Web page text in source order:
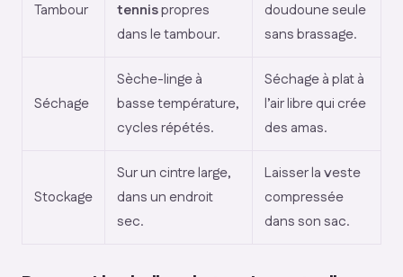
Tambour
tennispropres
dans le tambour.
doudoune seule
sans brassage.
Séchage
Sèche-linge à
basse température,
cycles répétés.
Séchage à plat à
l’air libre qui crée
des amas.
Stockage
Sur un cintre large,
dans un endroit
sec.
Laisser la veste
compressée
dans son sac.